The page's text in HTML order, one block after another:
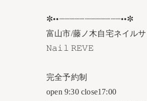
✼••┈┈┈┈┈┈┈┈┈┈┈┈••✼
富山市/藤ノ木自宅ネイル
𝙽𝚊𝚒𝚕 𝚁𝙴𝚅𝙴
完全予約制
open 9:30 close17:00